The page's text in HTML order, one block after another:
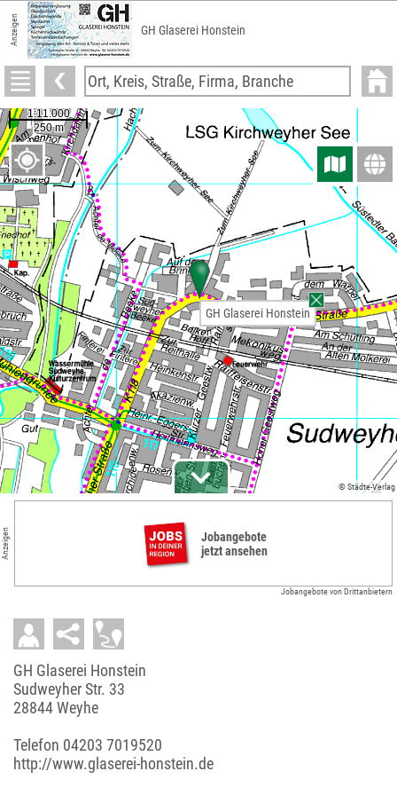
Anzeigen GH Glaserei Honstein
© Städte-Verlag
GH Glaserei Honstein
Anzeigen
Jobangebote
jetzt ansehen
Jobangebote von Drittanbietern
GH Glaserei Honstein
Sudweyher Str. 33
28844 Weyhe
Telefon 04203 7019520
http://www.glaserei-honstein.de